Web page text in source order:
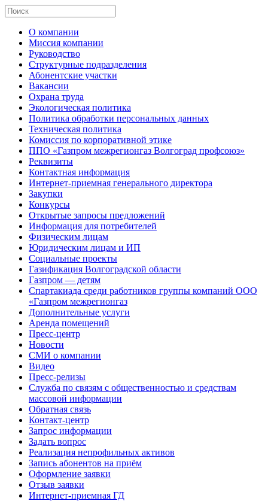
О компании
Миссия компании
Руководство
Структурные подразделения
Абонентские участки
Вакансии
Охрана труда
Экологическая политика
Политика обработки персональных данных
Техническая политика
Комиссия по корпоративной этике
ППО «Газпром межрегионгаз Волгоград профсоюз»
Реквизиты
Контактная информация
Интернет-приемная генерального директора
Закупки
Конкурсы
Открытые запросы предложений
Информация для потребителей
Физическим лицам
Юридическим лицам и ИП
Социальные проекты
Газификация Волгоградской области
Газпром — детям
Спартакиада среди работников группы компаний ООО
«Газпром межрегионгаз
Дополнительные услуги
Аренда помещений
Пресс-центр
Новости
СМИ о компании
Видео
Пресс-релизы
Служба по связям с общественностью и средствам
массовой информации
Обратная связь
Контакт-центр
Запрос информации
Задать вопрос
Реализация непрофильных активов
Запись абонентов на приём
Оформление заявки
Отзыв заявки
Интернет-приемная ГД